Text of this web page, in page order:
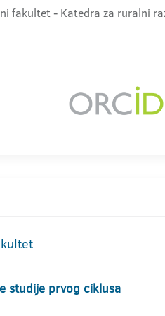
fakultet - Katedra za ruralni
studije prvog ciklusa